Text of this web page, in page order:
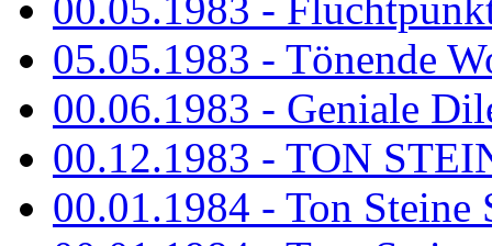
05.05.1983 - Tönende
00.06.1983 - Geniale
00.12.1983 - TON
00.01.1984 - Ton Steine